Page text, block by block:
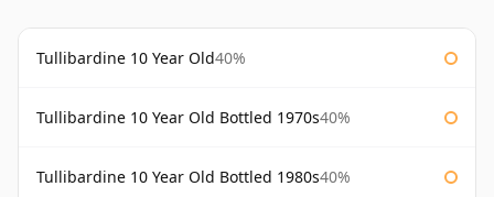
Tullibardine 10 Year Old40%
Tullibardine 10 Year Old Bottled 1970s40%
Tullibardine 10 Year Old Bottled 1980s40%